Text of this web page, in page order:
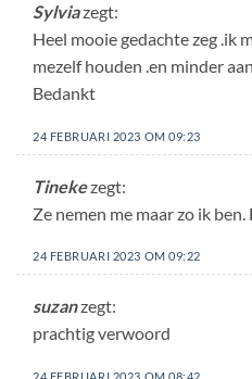
Sylviazegt:
Heel mooie gedachte zeg .ik
mezelf houden .en minder
Bedankt
24 FEBRUARI 2023 OM 09:23
Tinekezegt:
Ze nemen me maar zo ik
24 FEBRUARI 2023 OM 09:22
suzanzegt:
prachtig verwoord
24 FEBRUARI 2023 OM 08:42